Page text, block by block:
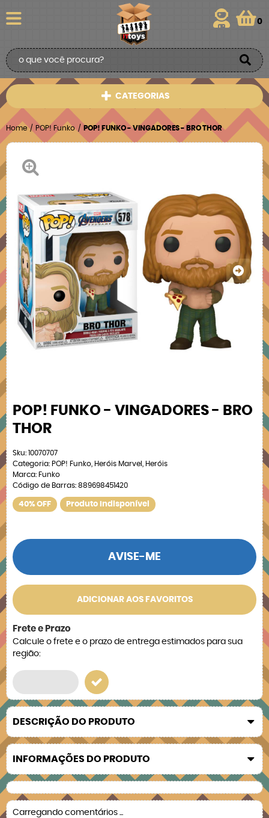
0
CATEGORIAS
Home POP! Funko POP! FUNKO - VINGADORES - BRO THOR
POP! FUNKO - VINGADORES - BRO
THOR
Sku: 10070707
Categoria: POP! Funko Heróis Marvel
Heróis
Marca: Funko
Código de Barras: 889698451420
40% OFF Produto Indisponível
AVISE-ME
ADICIONAR AOS FAVORITOS
Frete e Prazo
Calcule o frete e o prazo de entrega estimados para sua
região:
DESCRIÇÃO DO PRODUTO
INFORMAÇÕES DO PRODUTO
Carregando comentários ...